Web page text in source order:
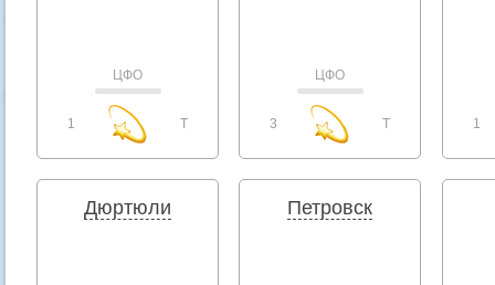
ЦФО
1 T
ЦФО
3 T 1
Дюртюли Петровск